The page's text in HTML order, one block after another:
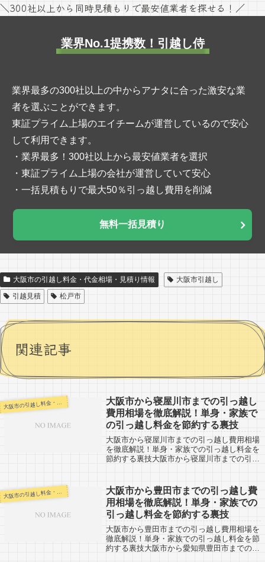
＼300社以上から同時見積もりで最安値業者を探せる！／
業界No.1提携数！引越し侍
業界最多の300社以上の中からアナタに合った激安な業
者を選ぶことができます。
東証プライム上場のエイチームが運営しているので安心
して利用できます。
・業界最多！300社以上から最安値業者を選択
・東証プライム上場の会社が運営していて安心
・一括見積もりで最大50％引っ越し費用を削減
無料一括見積り
大阪市の引越し料金・代金相場・見積り情報
大阪市引越し
引越見積
松戸市
関連記事
大
大阪市から寝屋川市までの引っ越し
費用相場を徹底解説！単身・家族で
の引っ越し料金を節約する裏技
大阪市から寝屋川市までの引っ越し費用相場
を徹底解説！単身・家族での引っ越し料金を
節約する裏技大阪市から寝屋川市までの引越
はすぐ近くですので、その日中に引越しは
完...
大 阪市の引越し料金・代金相場・見積り情報
大阪市から豊田市までの引っ越し費
用相場を徹底解説！単身・家族での
引っ越し料金を節約する裏技
大阪市から豊田市までの引っ越し費用相場を
徹底解説！単身・家族での引っ越し料金を節
約する裏技大阪市から愛知県豊田市までの引